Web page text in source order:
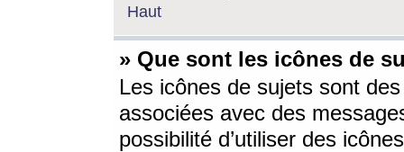
Haut
» Que sont les icônes de
Les icônes de sujets sont
associées avec des
possibilité d’utiliser des